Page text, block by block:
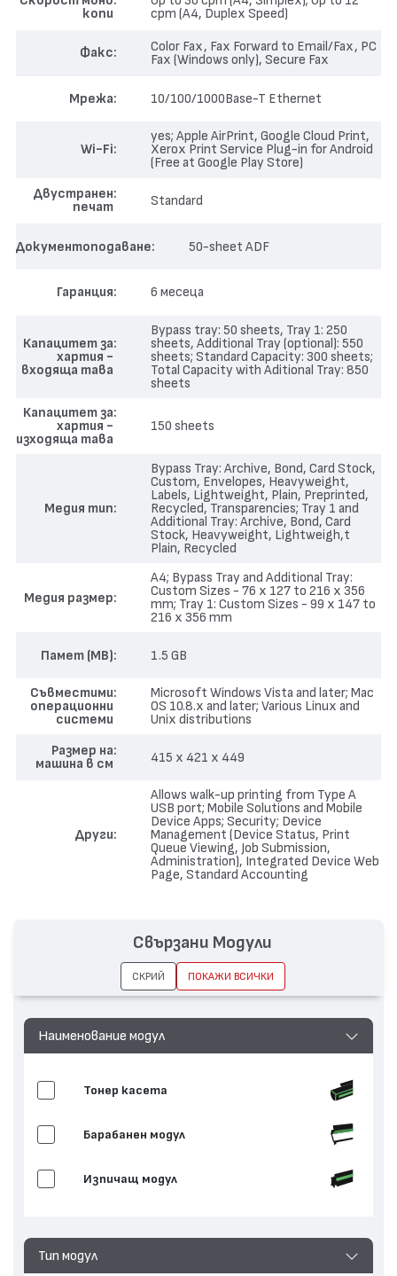
копи
cpm (A4, Duplex Speed)
Факс
Color Fax, Fax Forward to Email/Fax, PC
Fax (Windows only), Secure Fax
Мрежа 10/100/1000Base-T Ethernet
Wi-Fi
yes; Apple AirPrint, Google Cloud Print,
Xerox Print Service Plug-in for Android
(Free at Google Play Store)
Двустранен
печат
Standard
Документоподаване 50-sheet ADF
Гаранция 6 месеца
Капацитет за
хартия -
входяща тава
Bypass tray: 50 sheets, Tray 1: 250
sheets, Additional Tray (optional): 550
sheets; Standard Capacity: 300 sheets;
Total Capacity with Aditional Tray: 850
sheets
Капацитет за
хартия -
изходяща тава
150 sheets
Медия тип
Bypass Tray: Archive, Bond, Card Stock,
Custom, Envelopes, Heavyweight,
Labels, Lightweight, Plain, Preprinted,
Recycled, Transparencies; Tray 1 and
Additional Tray: Archive, Bond, Card
Stock, Heavyweight, Lightweigh,t
Plain, Recycled
Медия размер
A4; Bypass Tray and Additional Tray:
Custom Sizes - 76 x 127 to 216 x 356
mm; Tray 1: Custom Sizes - 99 x 147 to
216 x 356 mm
Памет (MB) 1.5 GB
Съвместими
операционни
системи
Microsoft Windows Vista and later; Mac
OS 10.8.x and later; Various Linux and
Unix distributions
Размер на
машина в см
415 x 421 x 449
Други
Allows walk-up printing from Type A
USB port; Mobile Solutions and Mobile
Device Apps; Security; Device
Management (Device Status, Print
Queue Viewing, Job Submission,
Administration), Integrated Device Web
Page, Standard Accounting
Наименование модул
Тонер касета
Барабанен модул
Изпичащ модул
Тип модул
Свързани Модули
СКРИЙ ПОКАЖИ ВСИЧКИ